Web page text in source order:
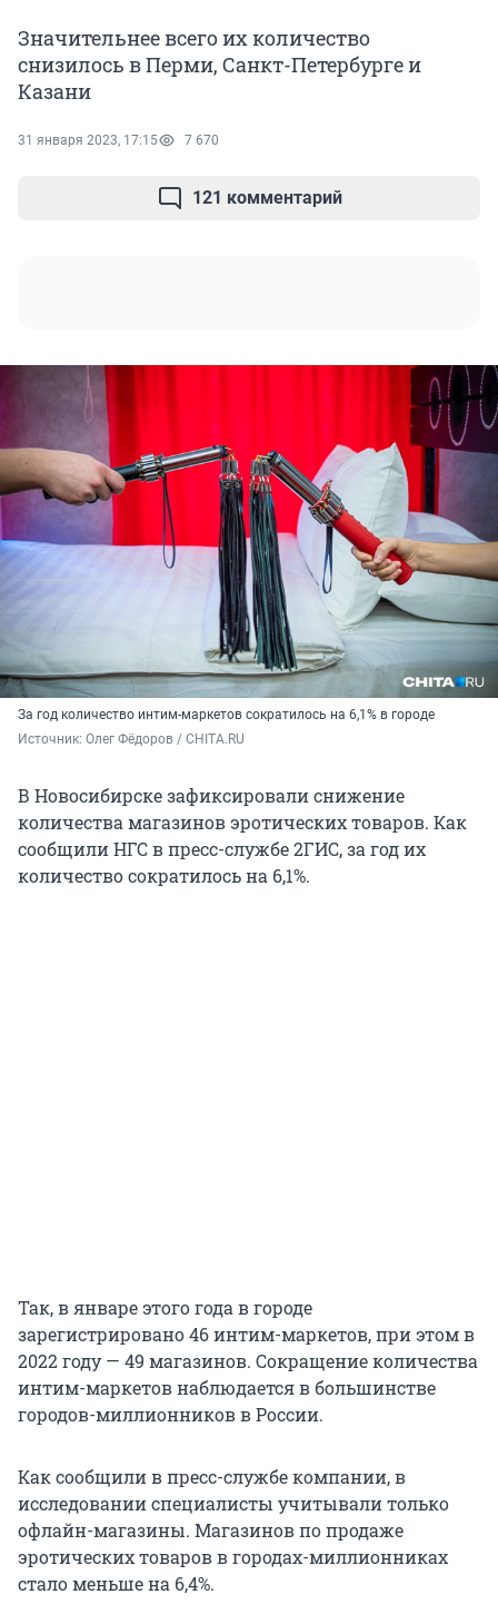
Значительнее всего их количество
снизилось в Перми, Санкт-Петербурге и
Казани
31 января 2023, 17:15 7 670
121 комментарий
За год количество интим-маркетов сократилось на 6,1% в городе
Источник: Олег Фёдоров / CHITA.RU
В Новосибирске зафиксировали снижение
количества магазинов эротических товаров. Как
сообщили НГС в пресс-службе 2ГИС, за год их
количество сократилось на 6,1%.
Так, в январе этого года в городе
зарегистрировано 46 интим-маркетов, при этом в
2022 году — 49 магазинов. Сокращение количества
интим-маркетов наблюдается в большинстве
городов-миллионников в России.
Как сообщили в пресс-службе компании, в
исследовании специалисты учитывали только
офлайн-магазины. Магазинов по продаже
эротических товаров в городах-миллионниках
стало меньше на 6,4%.